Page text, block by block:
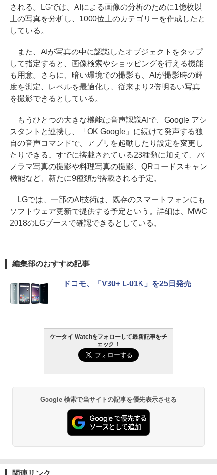
される。LGでは、AIによる画像の分析のために1億枚以
上の写真を分析し、1000位上のカテゴリーを作成したと
している。
また、AIが写真の中に認識したオブジェクトをタップ
して指定すると、画像検索やショッピングを行える機能
も用意。さらに、暗い環境での撮影も、AIが撮影時の輝
度を測定、レベルを最適化し、従来より2倍明るい写真
を撮影できるとしている。
もうひとつの大きな機能は音声認識AIで、Google アシ
スタントと連携し、「OK Google」に続けて発声する独
自の音声コマンドで、アプリを起動したり設定を変更し
たりできる。すでに搭載されている23種類に加えて、パ
ノラマ写真の撮影や料理写真の撮影、QRコードスキャン
機能など、新たに9種類が搭載される予定。
LGでは、一部のAI技術は、既存のスマートフォンにも
ソフトウェア更新で提供する予定という。詳細は、MWC
2018のLGブースで確認できるとしている。
編集部のおすすめ記事
ドコモ、「V30+ L-01K」を25日発売
ケータイ Watchをフォローして最新記事をチ
ェック！
Google 検索で当サイトの記事を優先表示させる
関連リンク